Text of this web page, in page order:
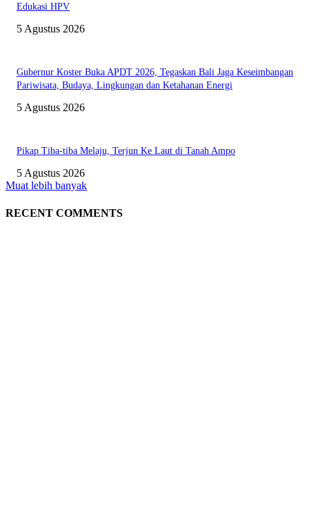
Edukasi HPV
5 Agustus 2026
Gubernur Koster Buka APDT 2026, Tegaskan Bali Jaga Keseimbangan
Pariwisata, Budaya, Lingkungan dan Ketahanan Energi
5 Agustus 2026
Pikap Tiba-tiba Melaju, Terjun Ke Laut di Tanah Ampo
5 Agustus 2026
Muat lebih banyak
RECENT COMMENTS